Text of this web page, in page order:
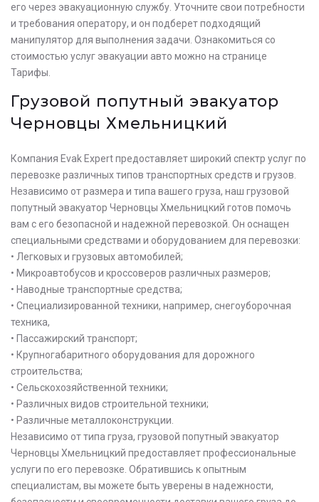
его через эвакуационную службу. Уточните свои потребности
и требования оператору, и он подберет подходящий
манипулятор для выполнения задачи. Ознакомиться со
стоимостью услуг эвакуации авто можно на странице
Тарифы.
Грузовой попутный эвакуатор
Черновцы Хмельницкий
Компания Evak Expert предоставляет широкий спектр услуг по
перевозке различных типов транспортных средств и грузов.
Независимо от размера и типа вашего груза, наш грузовой
попутный эвакуатор Черновцы Хмельницкий готов помочь
вам с его безопасной и надежной перевозкой. Он оснащен
специальными средствами и оборудованием для перевозки:
• Легковых и грузовых автомобилей;
• Микроавтобусов и кроссоверов различных размеров;
• Наводные транспортные средства;
• Специализированной техники, например, снегоуборочная
техника,
• Пассажирский транспорт;
• Крупногабаритного оборудования для дорожного
строительства;
• Сельскохозяйственной техники;
• Различных видов строительной техники;
• Различные металлоконструкции.
Независимо от типа груза, грузовой попутный эвакуатор
Черновцы Хмельницкий предоставляет профессиональные
услуги по его перевозке. Обратившись к опытным
специалистам, вы можете быть уверены в надежности,